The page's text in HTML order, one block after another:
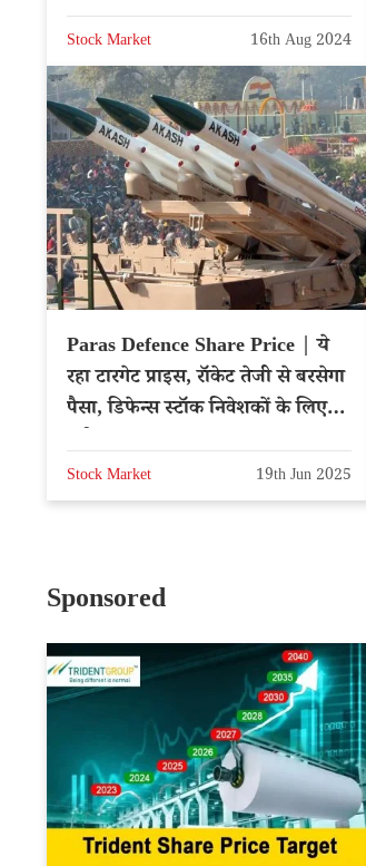
Stock Market 16th Aug 2024
Paras Defence Share Price | ये
रहा टारगेट प्राइस, रॉकेट तेजी से बरसेगा
पैसा, डिफेन्स स्टॉक निवेशकों के लिए
Stock Market 19th Jun 2025
Sponsored